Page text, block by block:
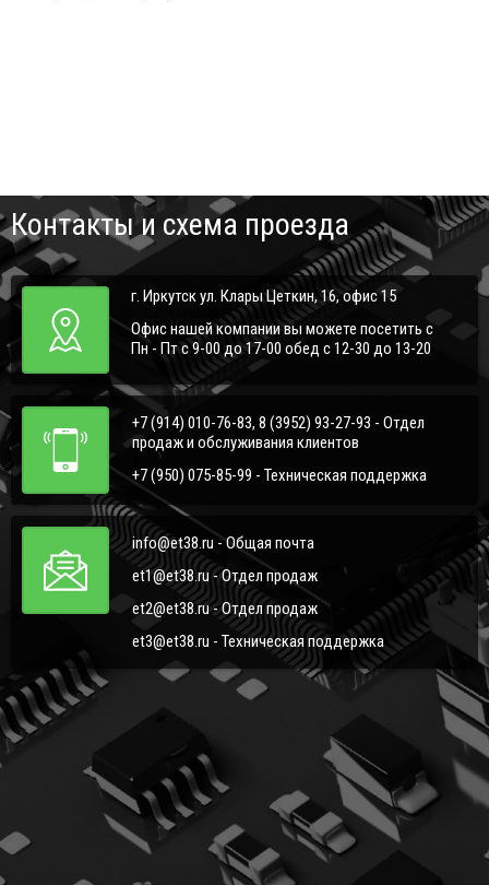
Контакты и схема проезда
г. Иркутск ул. Клары Цеткин, 16, офис 15
Офис нашей компании вы можете посетить с
Пн - Пт с 9-00 до 17-00 обед с 12-30 до 13-20
+7 (914) 010-76-83, 8 (3952) 93-27-93 - Отдел
продаж и обслуживания клиентов
+7 (950) 075-85-99 - Техническая поддержка
info@et38.ru - Общая почта
et1@et38.ru - Отдел продаж
et2@et38.ru - Отдел продаж
et3@et38.ru - Техническая поддержка